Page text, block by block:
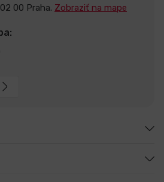
00 Praha. Zobraziť na mape